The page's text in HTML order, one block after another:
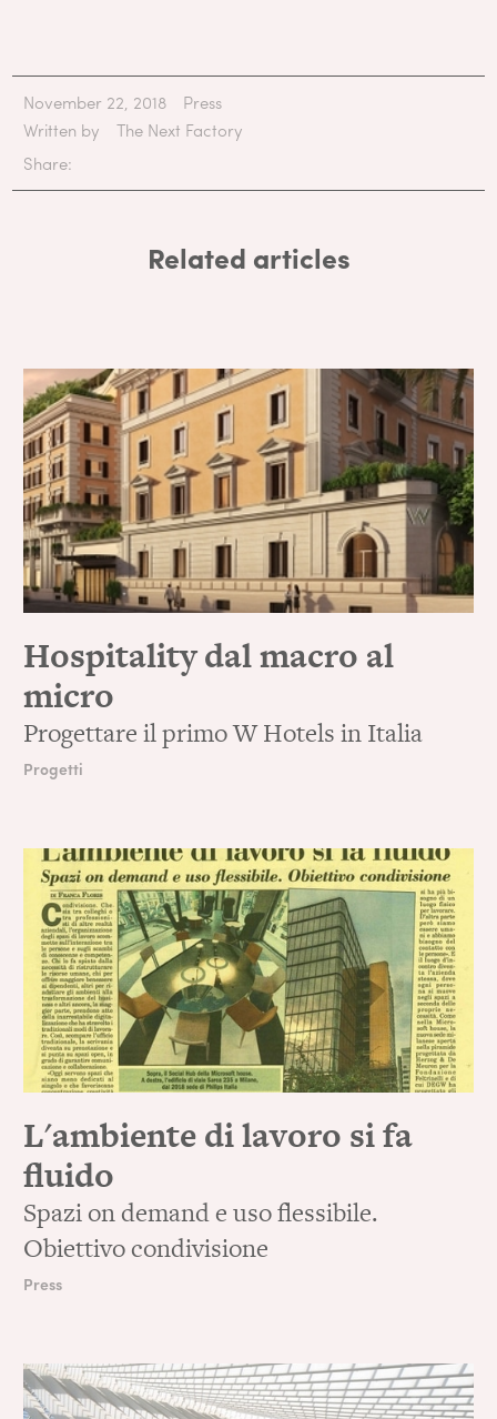
November 22, 2018
Press
Written by
The Next Factory
Share:
Related articles
Hospitality dal macro al
micro
Progettare il primo W Hotels in Italia
Progetti
L'ambiente di lavoro si fa
fluido
Spazi on demand e uso flessibile.
Obiettivo condivisione
Press